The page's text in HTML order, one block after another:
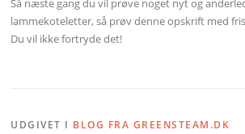
Så næste gang du vil prøve noget nyt og
lammekoteletter, så prøv denne opskrift med
Du vil ikke fortryde det!
UDGIVET I BLOG FRA GREENSTEAM.DK